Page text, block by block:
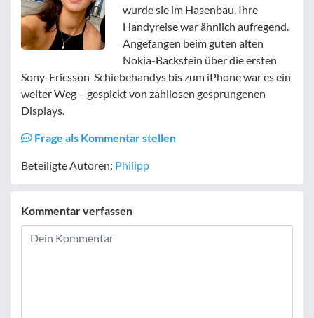
wurde sie im Hasenbau. Ihre
Handyreise war ähnlich aufregend.
Angefangen beim guten alten
Nokia-Backstein über die ersten
Sony-Ericsson-Schiebehandys bis zum iPhone war es ein
weiter Weg – gespickt von zahllosen gesprungenen
Displays.
Frage als Kommentar stellen
Beteiligte Autoren: Philipp
Kommentar verfassen